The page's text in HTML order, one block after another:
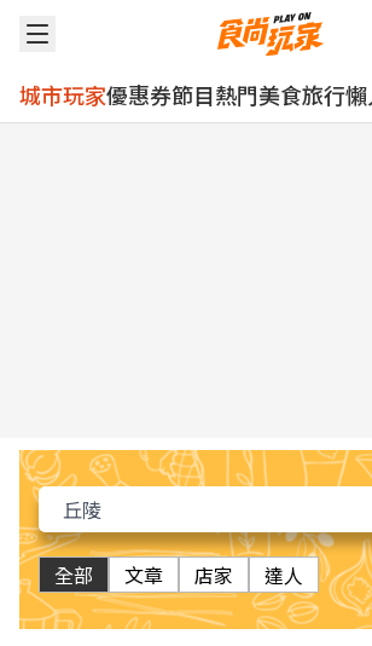
城市玩家優惠券節目熱門美食旅行
全部 文章 店家 達人